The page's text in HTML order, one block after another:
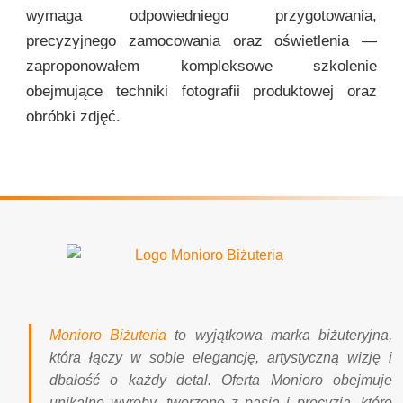
wymaga odpowiedniego przygotowania,
precyzyjnego zamocowania oraz oświetlenia —
zaproponowałem kompleksowe szkolenie
obejmujące techniki fotografii produktowej oraz
obróbki zdjęć.
Monioro Biżuteria to wyjątkowa marka biżuteryjna,
która łączy w sobie elegancję, artystyczną wizję i
dbałość o każdy detal. Oferta Monioro obejmuje